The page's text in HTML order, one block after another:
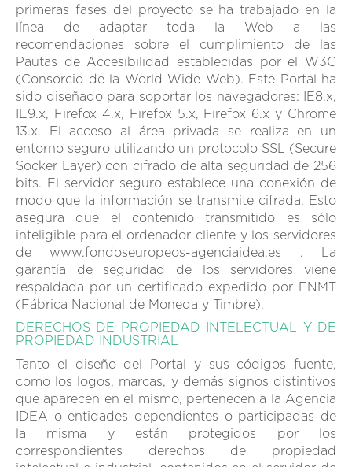
primeras fases del proyecto se ha trabajado en la
línea de adaptar toda la Web a las
recomendaciones sobre el cumplimiento de las
Pautas de Accesibilidad establecidas por el W3C
(Consorcio de la World Wide Web). Este Portal ha
sido diseñado para soportar los navegadores: IE8.x,
IE9.x, Firefox 4.x, Firefox 5.x, Firefox 6.x y Chrome
13.x. El acceso al área privada se realiza en un
entorno seguro utilizando un protocolo SSL (Secure
Socker Layer) con cifrado de alta seguridad de 256
bits. El servidor seguro establece una conexión de
modo que la información se transmite cifrada. Esto
asegura que el contenido transmitido es sólo
inteligible para el ordenador cliente y los servidores
de www.fondoseuropeos-agenciaidea.es . La
garantía de seguridad de los servidores viene
respaldada por un certificado expedido por FNMT
(Fábrica Nacional de Moneda y Timbre).
DERECHOS DE PROPIEDAD INTELECTUAL Y DE
PROPIEDAD INDUSTRIAL
Tanto el diseño del Portal y sus códigos fuente,
como los logos, marcas, y demás signos distintivos
que aparecen en el mismo, pertenecen a la Agencia
IDEA o entidades dependientes o participadas de
la misma y están protegidos por los
correspondientes derechos de propiedad